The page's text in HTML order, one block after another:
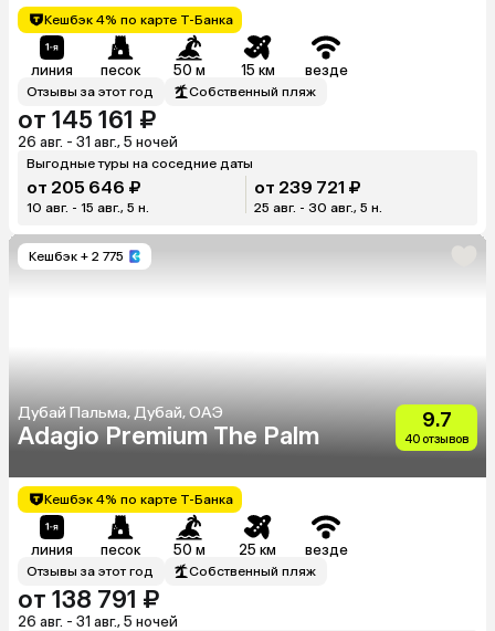
Кешбэк 4% по карте Т-Банка
линия песок 50 м 15 км везде
Отзывы за этот год Собственный пляж
от 145 161 ₽
26 авг. - 31 авг., 5 ночей
Выгодные туры на соседние даты
от 205 646 ₽
10 авг. - 15 авг., 5 н.
от 239 721 ₽
25 авг. - 30 авг., 5 н.
Кешбэк + 2 775
Дубай Пальма, Дубай, ОАЭ
Adagio Premium The Palm
9.7
40 отзывов
Кешбэк 4% по карте Т-Банка
линия песок 50 м 25 км везде
Отзывы за этот год Собственный пляж
от 138 791 ₽
26 авг. - 31 авг., 5 ночей